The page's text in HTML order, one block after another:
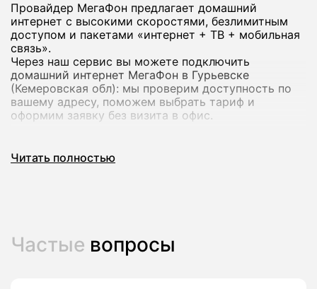
Провайдер МегаФон предлагает домашний
интернет с высокими скоростями, безлимитным
доступом и пакетами «интернет + ТВ + мобильная
связь».
Через наш сервис вы можете подключить
домашний интернет МегаФон в Гурьевске
(Кемеровская обл): мы проверим доступность по
вашему адресу, поможем выбрать тариф и
оформим заявку без визита в офис.
Почему стоит подключить домашний
высоком качестве на нескольких устройствах
Читать полностью
Частые вопросы